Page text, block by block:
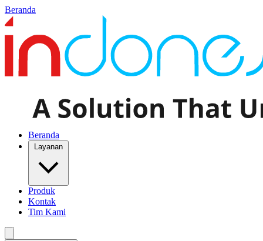
Beranda
Beranda
Produk
Kontak
Tim Kami